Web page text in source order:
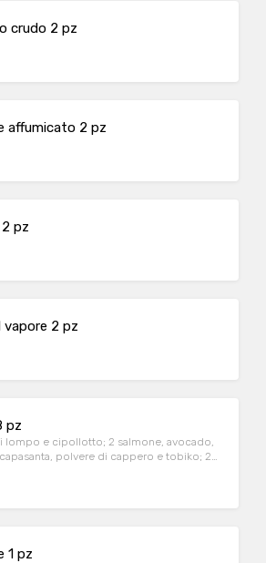
crudo 2 pz
affumicato 2 pz
pz
vapore 2 pz
pz
lompo e cipollotto; 2 salmone, avocado,
polvere di cappero e tobiko; 2
1 pz